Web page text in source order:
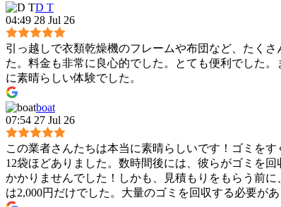
D T
04:49 28 Jul 26
引っ越しで衣類乾燥機のフレームや布団など、たく
た。料金も非常に良心的でした。とても便利でした
に素晴らしい体験でした。
boat
07:54 27 Jul 26
この業者さんたちは本当に素晴らしいです！ゴミを
12袋ほどありました。数時間後には、彼らがゴミを
かかりませんでした！しかも、見積もりをもらう前
は2,000円だけでした。大量のゴミを回収する必要が